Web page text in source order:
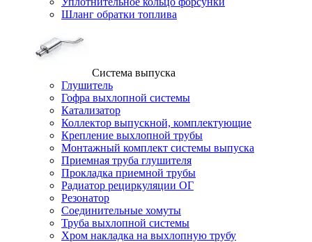
Шланг обратки топлива
Система выпуска
Глушитель
Гофра выхлопной системы
Катализатор
Коллектор выпускной, комплектующие
Крепление выхлопной трубы
Монтажный комплект системы выпуска
Приемная труба глушителя
Прокладка приемной трубы
Радиатор рециркуляции ОГ
Резонатор
Соединительные хомуты
Труба выхлопной системы
Хром накладка на выхлопную трубу